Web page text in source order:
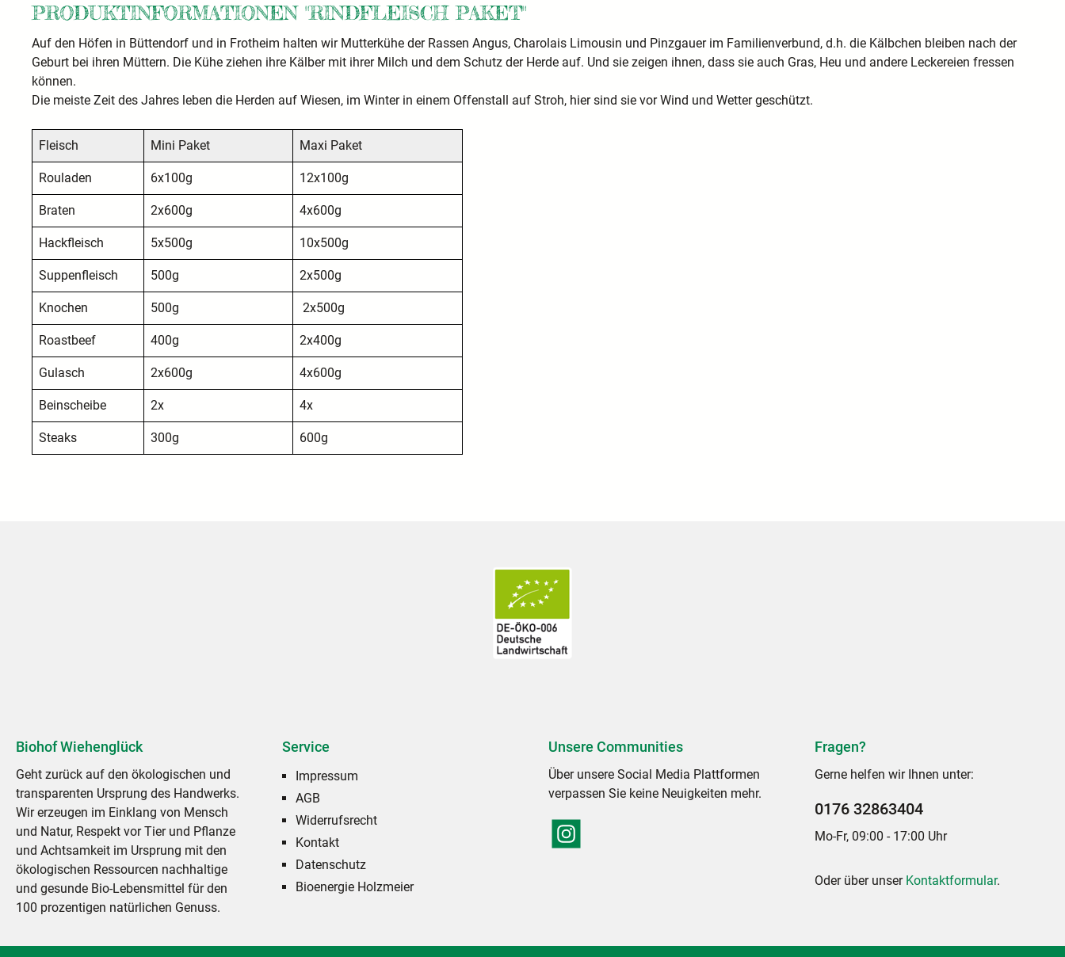
PRODUKTINFORMATIONEN "RINDFLEISCH PAKET"
Auf den Höfen in Büttendorf und in Frotheim halten wir Mutterkühe der Rassen Angus, Charolais Limousin und Pinzgauer im Familienverbund, d.h. die Kälbchen bleiben nach der
Geburt bei ihren Müttern. Die Kühe ziehen ihre Kälber mit ihrer Milch und dem Schutz der Herde auf. Und sie zeigen ihnen, dass sie auch Gras, Heu und andere Leckereien fressen
können.
Die meiste Zeit des Jahres leben die Herden auf Wiesen, im Winter in einem Offenstall auf Stroh, hier sind sie vor Wind und Wetter geschützt.
Fleisch Mini Paket Maxi Paket
Rouladen 6x100g 12x100g
Braten 2x600g 4x600g
Hackfleisch 5x500g 10x500g
Suppenfleisch 500g 2x500g
Knochen 500g 2x500g
Roastbeef 400g 2x400g
Gulasch 2x600g 4x600g
Beinscheibe 2x 4x
Steaks 300g 600g
Biohof Wiehenglück
Geht zurück auf den ökologischen und
transparenten Ursprung des Handwerks.
Wir erzeugen im Einklang von Mensch
und Natur, Respekt vor Tier und Pflanze
und Achtsamkeit im Ursprung mit den
ökologischen Ressourcen nachhaltige
und gesunde Bio-Lebensmittel für den
100 prozentigen natürlichen Genuss.
Service
Impressum
AGB
Widerrufsrecht
Kontakt
Datenschutz
Bioenergie Holzmeier
Unsere Communities
Über unsere Social Media Plattformen
verpassen Sie keine Neuigkeiten mehr.
Fragen?
Gerne helfen wir Ihnen unter:
0176 32863404
Mo-Fr, 09:00 - 17:00 Uhr
Oder über unser Kontaktformular.